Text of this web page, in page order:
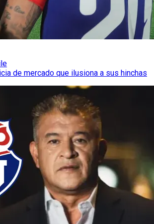
de mercado que ilusiona a sus hinchas